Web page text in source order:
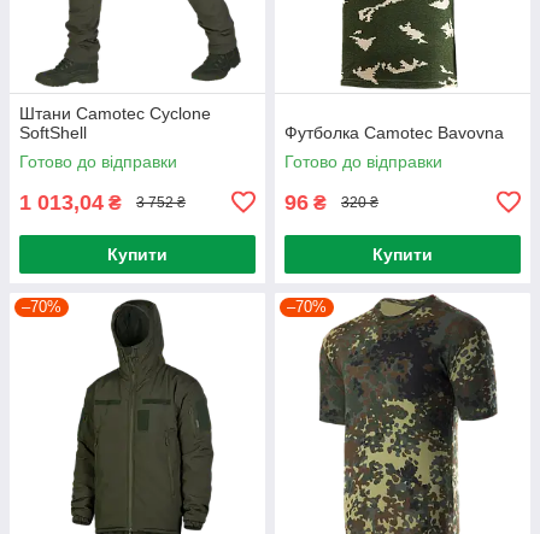
Штани Camotec Cyclone
SoftShell
Готово до відправки
1 013,04 ₴ 3 752 ₴
Купити
Футболка Camotec Bavovna
Готово до відправки
96 ₴ 320 ₴
Купити
–70% –70%